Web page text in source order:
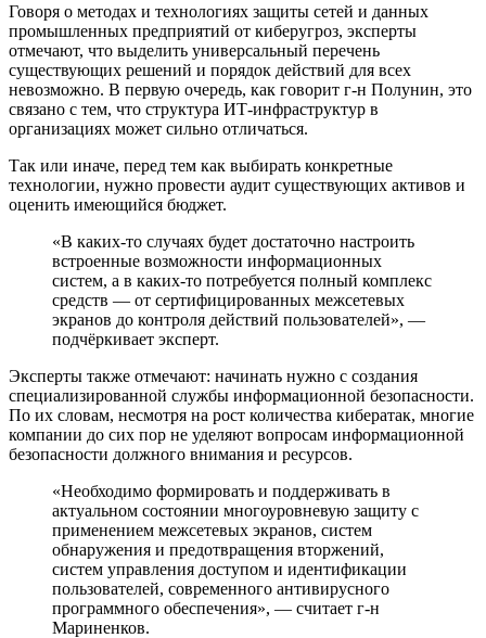
Говоря о методах и технологиях защиты сетей и данных
промышленных предприятий от киберугроз, эксперты
отмечают, что выделить универсальный перечень
существующих решений и порядок действий для всех
невозможно. В первую очередь, как говорит г-н Полунин, это
связано с тем, что структура ИТ-инфраструктур в
организациях может сильно отличаться.
Так или иначе, перед тем как выбирать конкретные
технологии, нужно провести аудит существующих активов и
оценить имеющийся бюджет.
«В каких-то случаях будет достаточно настроить
встроенные возможности информационных
систем, а в каких-то потребуется полный комплекс
средств — от сертифицированных межсетевых
экранов до контроля действий пользователей», —
подчёркивает эксперт.
Эксперты также отмечают: начинать нужно с создания
специализированной службы информационной безопасности.
По их словам, несмотря на рост количества кибератак, многие
компании до сих пор не уделяют вопросам информационной
безопасности должного внимания и ресурсов.
«Необходимо формировать и поддерживать в
актуальном состоянии многоуровневую защиту с
применением межсетевых экранов, систем
обнаружения и предотвращения вторжений,
систем управления доступом и идентификации
пользователей, современного антивирусного
программного обеспечения», — считает г-н
Мариненков.